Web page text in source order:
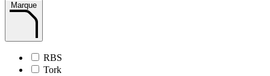
Marque
RBS
Tork